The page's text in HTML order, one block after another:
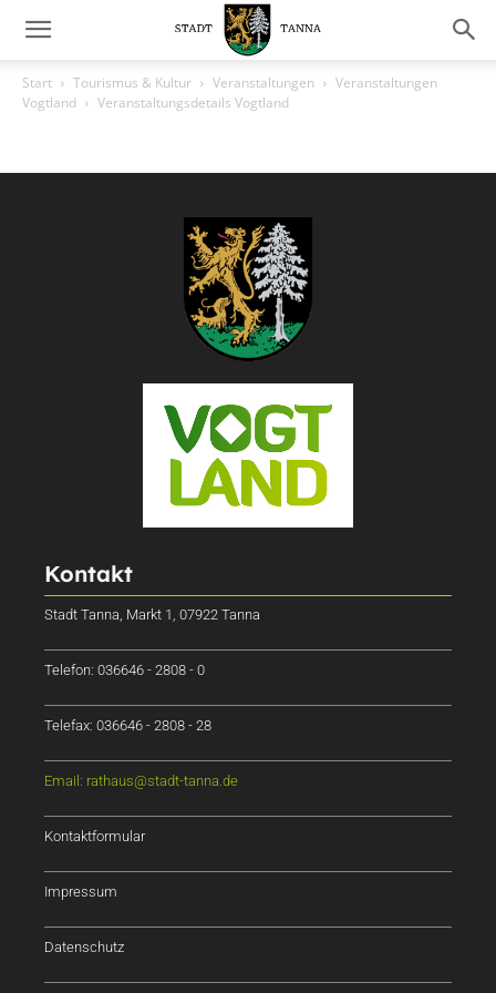
Start Tourismus & Kultur Veranstaltungen
Veranstaltungen
Vogtland
Veranstaltungsdetails Vogtland
Kontakt
Stadt Tanna, Markt 1, 07922 Tanna
Telefon: 036646 - 2808 - 0
Telefax: 036646 - 2808 - 28
Email: rathaus@stadt-tanna.de
Kontaktformular
Impressum
Datenschutz